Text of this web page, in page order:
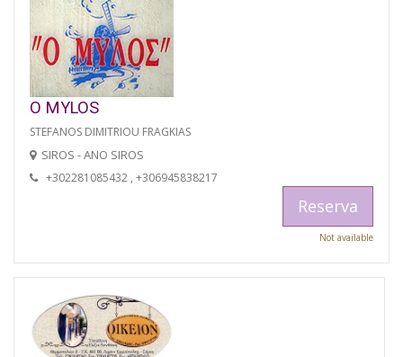
O MYLOS
STEFANOS DIMITRIOU FRAGKIAS
SIROS - ANO SIROS
+302281085432 , +306945838217
Reserva
Not available